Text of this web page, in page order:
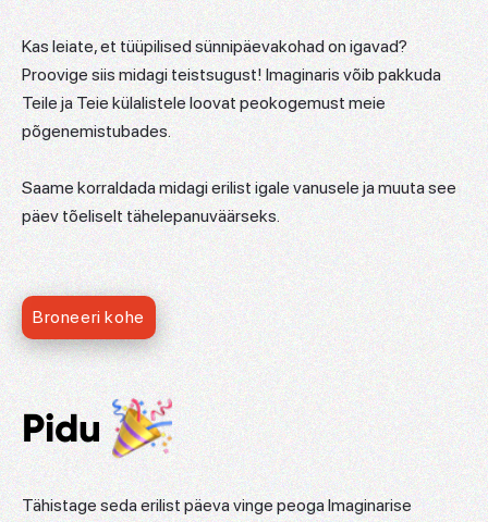
Kas leiate, et tüüpilised sünnipäevakohad on igavad?
Proovige siis midagi teistsugust! Imaginaris võib pakkuda
Teile ja Teie külalistele loovat peokogemust meie
põgenemistubades.
Saame korraldada midagi erilist igale vanusele ja muuta see
päev tõeliselt tähelepanuväärseks.
Broneeri kohe
Pidu
Tähistage seda erilist päeva vinge peoga Imaginarise